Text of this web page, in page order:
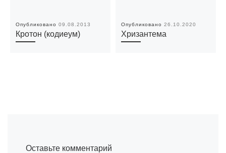
Опубликовано09.08.2013
Кротон (кодиеум)
Опубликовано26.10.2020
Хризантема
Оставьте комментарий